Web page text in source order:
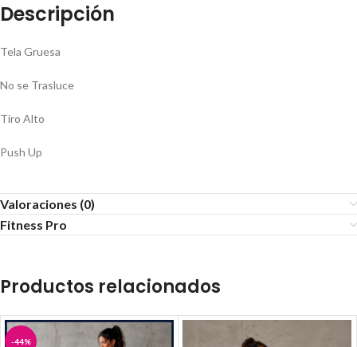
Descripción
Tela Gruesa
No se Trasluce
Tiro Alto
Push Up
Valoraciones (0)
Fitness Pro
Productos relacionados
-44%